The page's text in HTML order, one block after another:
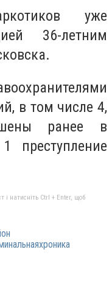
уже
36-летним
в том числе 4,
ранее в
преступление
і натисніть Ctrl + Enter, щоб